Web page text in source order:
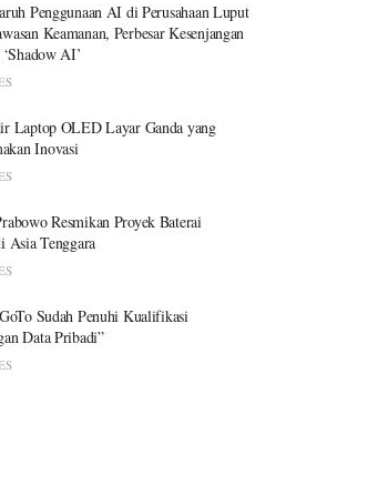
Penggunaan AI di Perusahaan Luput
Keamanan, Perbesar Kesenjangan
AI’
Laptop OLED Layar Ganda yang
Inovasi
Resmikan Proyek Baterai
Asia Tenggara
Sudah Penuhi Kualifikasi
Data Pribadi”